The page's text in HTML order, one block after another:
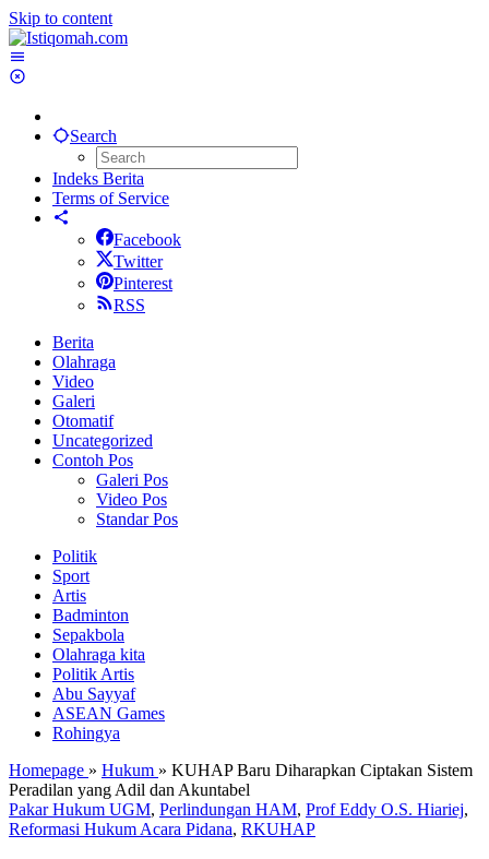
Skip to content
Search
Indeks Berita
Terms of Service
Facebook
Twitter
Pinterest
RSS
Berita
Olahraga
Video
Galeri
Otomatif
Uncategorized
Contoh Pos
Galeri Pos
Video Pos
Standar Pos
Politik
Sport
Artis
Badminton
Sepakbola
Olahraga kita
Politik Artis
Abu Sayyaf
ASEAN Games
Rohingya
Homepage » Hukum » KUHAP Baru Diharapkan Ciptakan Sistem
Peradilan yang Adil dan Akuntabel
Pakar Hukum UGM, Perlindungan HAM, Prof Eddy O.S. Hiariej,
Reformasi Hukum Acara Pidana, RKUHAP